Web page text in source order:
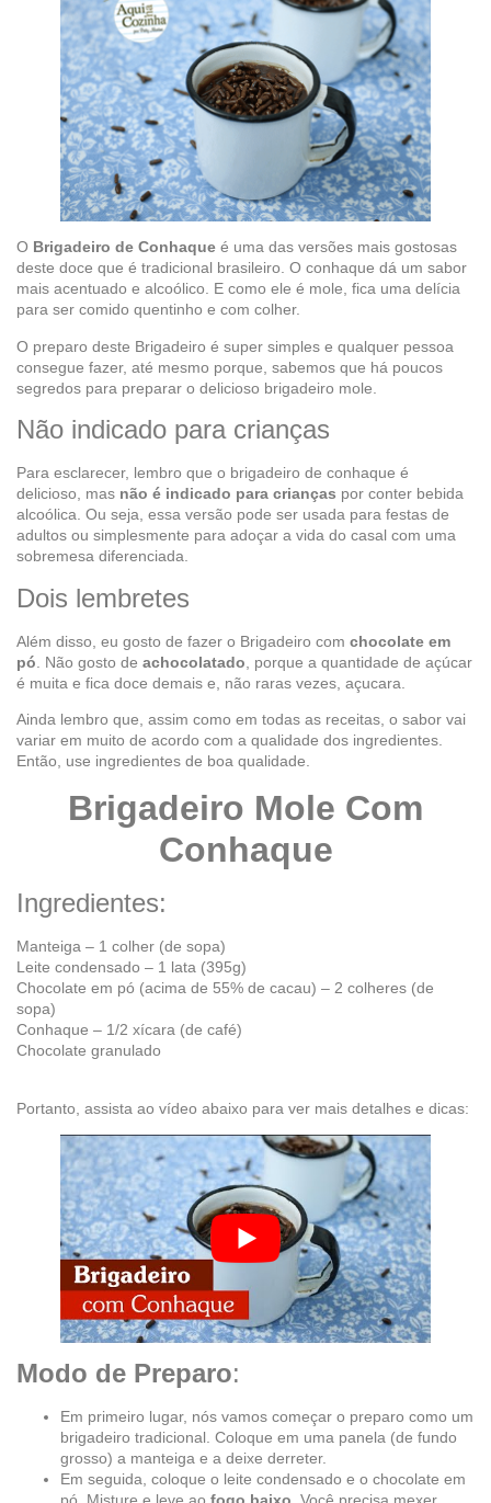
O Brigadeiro de Conhaque é uma das versões mais gostosas
deste doce que é tradicional brasileiro. O conhaque dá um sabor
mais acentuado e alcoólico. E como ele é mole, fica uma delícia
para ser comido quentinho e com colher.
O preparo deste Brigadeiro é super simples e qualquer pessoa
consegue fazer, até mesmo porque, sabemos que há poucos
segredos para preparar o delicioso brigadeiro mole.
Não indicado para crianças
Para esclarecer, lembro que o brigadeiro de conhaque é
delicioso, mas não é indicado para crianças por conter bebida
alcoólica. Ou seja, essa versão pode ser usada para festas de
adultos ou simplesmente para adoçar a vida do casal com uma
sobremesa diferenciada.
Dois lembretes
Além disso, eu gosto de fazer o Brigadeiro com chocolate em
pó . Não gosto de achocolatado , porque a quantidade de açúcar
é muita e fica doce demais e, não raras vezes, açucara.
Ainda lembro que, assim como em todas as receitas, o sabor vai
variar em muito de acordo com a qualidade dos ingredientes.
Então, use ingredientes de boa qualidade.
Brigadeiro Mole Com
Conhaque
Ingredientes:
Manteiga – 1 colher (de sopa)
Leite condensado – 1 lata (395g)
Chocolate em pó (acima de 55% de cacau) – 2 colheres (de
sopa)
Conhaque – 1/2 xícara (de café)
Chocolate granulado
Portanto, assista ao vídeo abaixo para ver mais detalhes e dicas:
Modo de Preparo:
Em primeiro lugar, nós vamos começar o preparo como um
brigadeiro tradicional. Coloque em uma panela (de fundo
grosso) a manteiga e a deixe derreter.
Em seguida, coloque o leite condensado e o chocolate em